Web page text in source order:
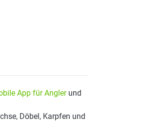
App für Anglerund
Döbel, Karpfen und